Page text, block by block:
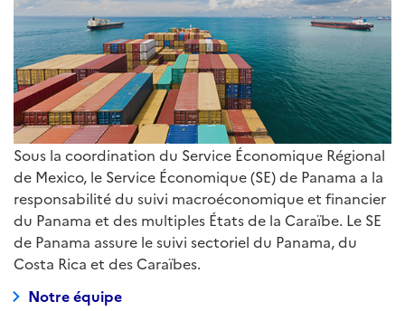
Sous la coordination du Service Économique Régional
de Mexico, le Service Économique (SE) de Panama a la
responsabilité du suivi macroéconomique et financier
du Panama et des multiples États de la Caraïbe. Le SE
de Panama assure le suivi sectoriel du Panama, du
Costa Rica et des Caraïbes.
Notre équipe